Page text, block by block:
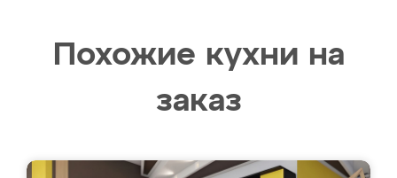
Похожие кухни на
заказ